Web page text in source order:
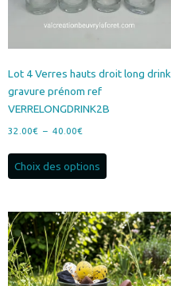
Lot 4 Verres hauts droit long drink
gravure prénom ref
VERRELONGDRINK2B
32.00€ – 40.00€
32.00€
Choix des options
variations.
Les
options
peuvent